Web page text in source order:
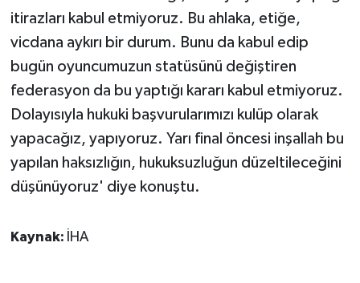
itirazları kabul etmiyoruz. Bu ahlaka, etiğe,
vicdana aykırı bir durum. Bunu da kabul edip
bugün oyuncumuzun statüsünü değiştiren
federasyon da bu yaptığı kararı kabul etmiyoruz.
Dolayısıyla hukuki başvurularımızı kulüp olarak
yapacağız, yapıyoruz. Yarı final öncesi inşallah bu
yapılan haksızlığın, hukuksuzluğun düzeltileceğini
düşünüyoruz' diye konuştu.
Kaynak: İHA